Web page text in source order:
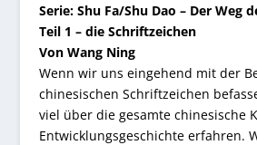
Serie: Shu Fa/Shu Dao – Der Weg
Teil 1 – die Schriftzeichen
Von Wang Ning
Wenn wir uns eingehend mit der
chinesischen Schriftzeichen
viel über die gesamte chinesische
Entwicklungsgeschichte erfahren.